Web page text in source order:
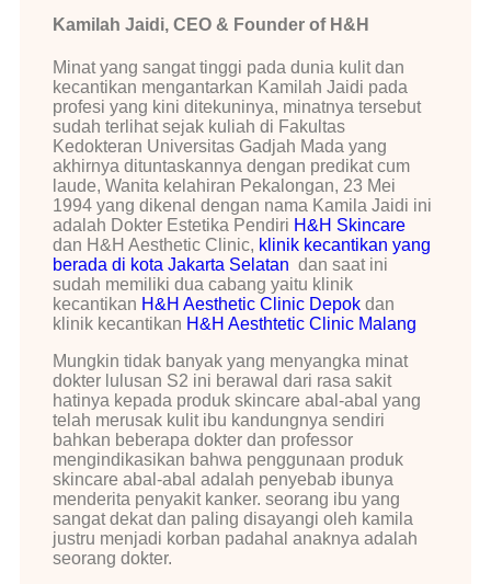
Kamilah Jaidi, CEO & Founder of H&H
Minat yang sangat tinggi pada dunia kulit dan
kecantikan mengantarkan Kamilah Jaidi pada
profesi yang kini ditekuninya, minatnya tersebut
sudah terlihat sejak kuliah di Fakultas
Kedokteran Universitas Gadjah Mada yang
akhirnya dituntaskannya dengan predikat cum
laude, Wanita kelahiran Pekalongan, 23 Mei
1994 yang dikenal dengan nama Kamila Jaidi ini
adalah Dokter Estetika Pendiri H&H Skincare
dan H&H Aesthetic Clinic, klinik kecantikan yang
berada di kota Jakarta Selatan dan saat ini
sudah memiliki dua cabang yaitu klinik
kecantikan H&H Aesthetic Clinic Depok dan
klinik kecantikan H&H Aesthtetic Clinic Malang
Mungkin tidak banyak yang menyangka minat
dokter lulusan S2 ini berawal dari rasa sakit
hatinya kepada produk skincare abal-abal yang
telah merusak kulit ibu kandungnya sendiri
bahkan beberapa dokter dan professor
mengindikasikan bahwa penggunaan produk
skincare abal-abal adalah penyebab ibunya
menderita penyakit kanker. seorang ibu yang
sangat dekat dan paling disayangi oleh kamila
justru menjadi korban padahal anaknya adalah
seorang dokter.